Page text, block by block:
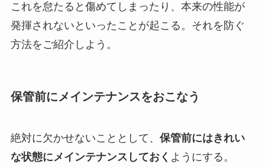
これを怠たると傷めてしまったり、本来の性能が
発揮されないといったことが起こる。それを防ぐ
方法をご紹介しよう。
保管前にメインテナンスをおこなう
絶対に欠かせないこととして、 保管前にはきれい
な状態にメインテナンスしておく ようにする。